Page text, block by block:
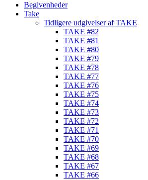
Begivenheder
Take
Tidligere udgivelser af TAKE
TAKE #82
TAKE #81
TAKE #80
TAKE #79
TAKE #78
TAKE #77
TAKE #76
TAKE #75
TAKE #74
TAKE #73
TAKE #72
TAKE #71
TAKE #70
TAKE #69
TAKE #68
TAKE #67
TAKE #66